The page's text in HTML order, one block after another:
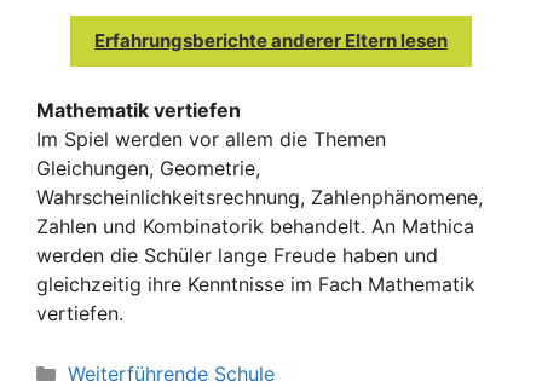
Erfahrungsberichte anderer Eltern lesen
Mathematik vertiefen
Im Spiel werden vor allem die Themen
Gleichungen, Geometrie,
Wahrscheinlichkeitsrechnung, Zahlenphänomene,
Zahlen und Kombinatorik behandelt. An Mathica
werden die Schüler lange Freude haben und
gleichzeitig ihre Kenntnisse im Fach Mathematik
vertiefen.
Kategorien
Weiterführende Schule